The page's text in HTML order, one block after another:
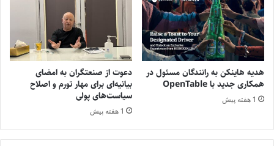
هدیه هاینکن به رانندگان مسئول در
همکاری جدید با OpenTable
1 هفته پیش
دعوت از صنعتگران به امضای
بیانیه‌ای برای مهار تورم و اصلاح
سیاست‌های پولی
1 هفته پیش